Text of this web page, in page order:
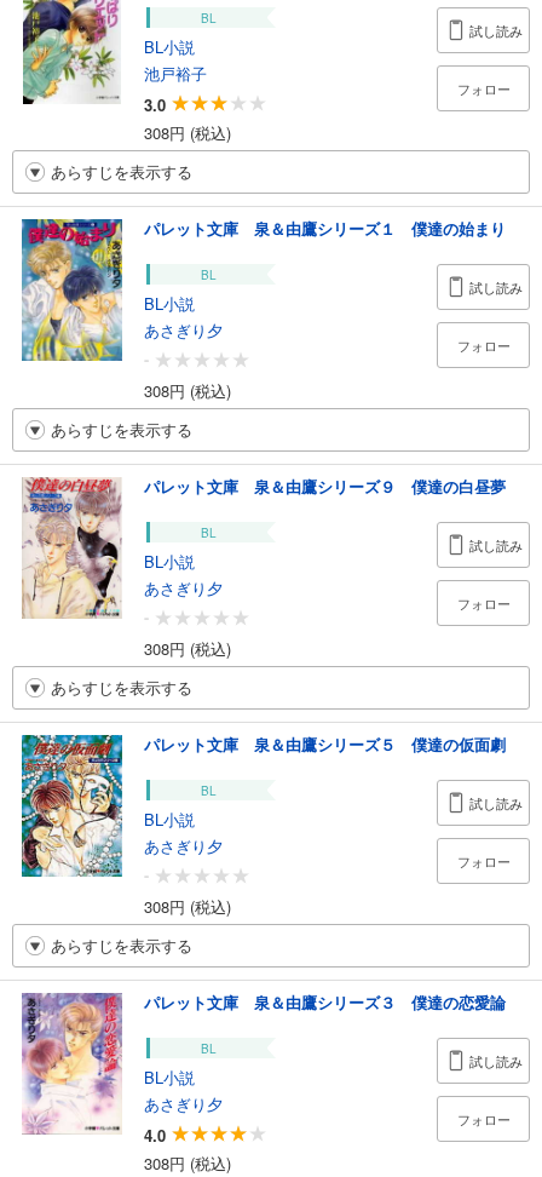
BL
BL小説
池戸裕子
3.0
308円 (税込)
試し読み
フォロー
あらすじを表示する
パレット文庫 泉＆由鷹シリーズ１ 僕達の始まり
BL
BL小説
あさぎり夕
-
308円 (税込)
試し読み
フォロー
あらすじを表示する
パレット文庫 泉＆由鷹シリーズ９ 僕達の白昼夢
BL
BL小説
あさぎり夕
-
308円 (税込)
試し読み
フォロー
あらすじを表示する
パレット文庫 泉＆由鷹シリーズ５ 僕達の仮面劇
BL
BL小説
あさぎり夕
-
308円 (税込)
試し読み
フォロー
あらすじを表示する
パレット文庫 泉＆由鷹シリーズ３ 僕達の恋愛論
BL
BL小説
あさぎり夕
4.0
308円 (税込)
試し読み
フォロー